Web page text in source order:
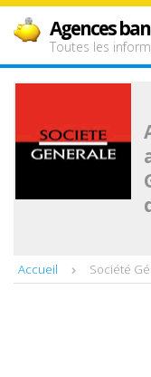
Agences
Toutes les
Accueil Société